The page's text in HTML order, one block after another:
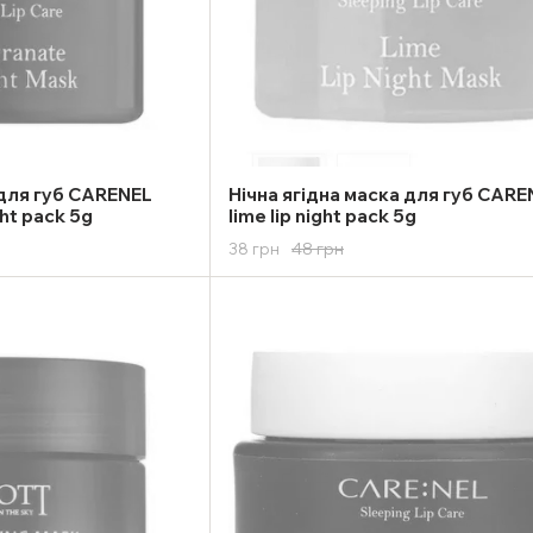
губ CARENEL
pack 5g
Нічна ягідна маска для губ
lime lip night pack 5g
48 грн
38 грн